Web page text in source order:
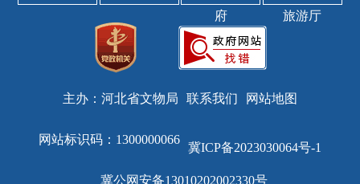
府
旅游厅
主办：河北省文物局 联系我们 网站地图
网站标识码：1300000066
冀ICP备2023030064号-1
冀公网安备13010202002330号